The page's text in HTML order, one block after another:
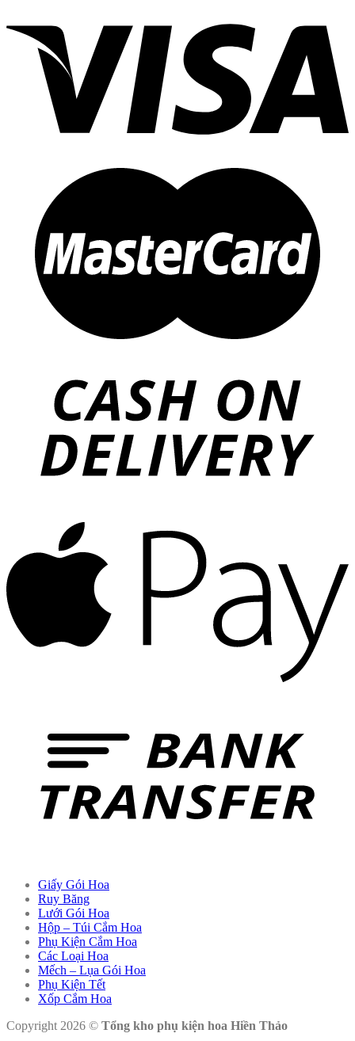
Giấy Gói Hoa
Ruy Băng
Lưới Gói Hoa
Hộp – Túi Cắm Hoa
Phụ Kiện Cắm Hoa
Các Loại Hoa
Mếch – Lụa Gói Hoa
Phụ Kiện Tết
Xốp Cắm Hoa
Copyright 2026 © Tổng kho phụ kiện hoa Hiền Thảo